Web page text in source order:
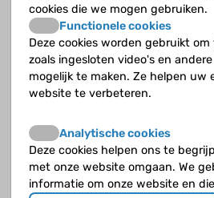
Opvolgende vragen
Heb je een SOS-ketting nodig, als
bloedingsneiging hebt?
behandeling?
Op welke medicijnen moet je
verhoogde bloedingsneiging hebt?
cookies die we mogen gebruiken.
Functionele cookies
Deze cookies worden gebruikt
zoals ingesloten video's en
mogelijk te maken. Ze helpen uw
website te verbeteren.
Analytische cookies
Deze cookies helpen ons te
met onze website omgaan. We
informatie om onze website en